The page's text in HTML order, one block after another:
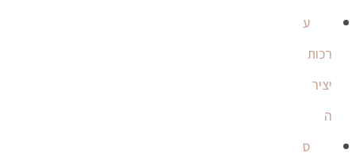
ע
רכות
יציר
ה
ס